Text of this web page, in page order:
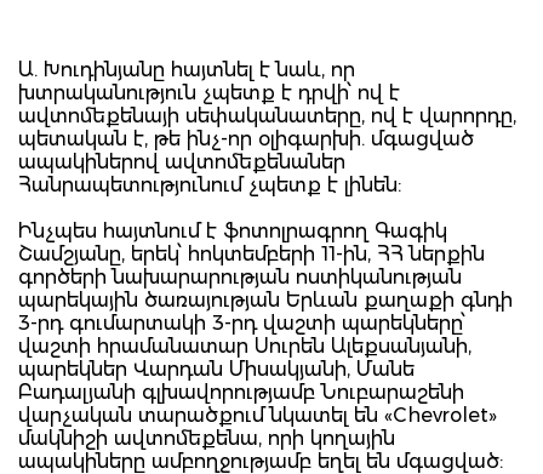
Ա. Խուդինյանը հայտնել է նաև, որ
խտրականություն չպետք է դրվի՝ ով է
ավտոմեքենայի սեփականատերը, ով է վարորդը,
պետական է, թե ինչ-որ օլիգարխի. մգացված
ապակիներով ավտոմեքենաներ
Հանրապետությունում չպետք է լինեն:
Ինչպես հայտնում է ֆոտոլրագրող Գագիկ
Շամշյանը, երեկ՝ հոկտեմբերի 11-ին, ՀՀ ներքին
գործերի նախարարության ոստիկանության
պարեկային ծառայության Երևան քաղաքի գնդի
3-րդ գումարտակի 3-րդ վաշտի պարեկները՝
վաշտի հրամանատար Սուրեն Ալեքսանյանի,
պարեկներ Վարդան Միսակյանի, Մանե
Բադալյանի գլխավորությամբ Նուբարաշենի
վարչական տարածքում նկատել են «Chevrolet»
մակնիշի ավտոմեքենա, որի կողային
ապակիները ամբողջությամբ եղել են մգացված: